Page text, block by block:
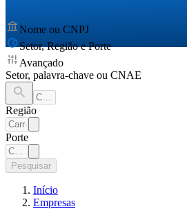
Nome ou CNPJ
Setor, Região e Porte
Avançado
Setor, palavra-chave ou CNAE
Região
Porte
Pesquisar
Início
Empresas